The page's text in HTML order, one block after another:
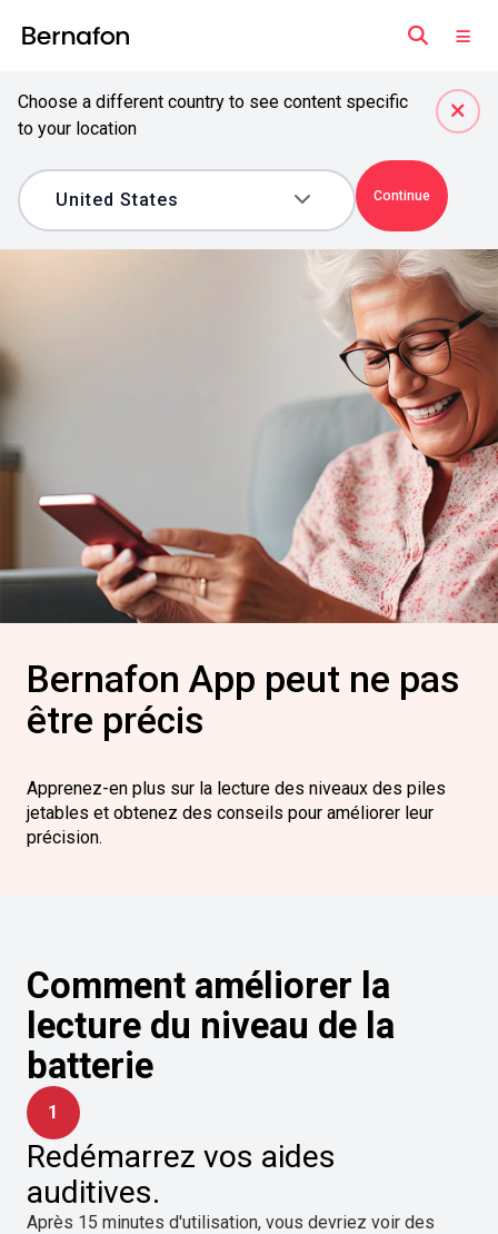
Choose a different country to see content specific
to your location
Continue
Bernafon App peut ne pas
être précis
Apprenez-en plus sur la lecture des niveaux des piles
jetables et obtenez des conseils pour améliorer leur
précision.
Comment améliorer la
lecture du niveau de la
batterie
1
Redémarrez vos aides
auditives.
Après 15 minutes d'utilisation, vous devriez voir des